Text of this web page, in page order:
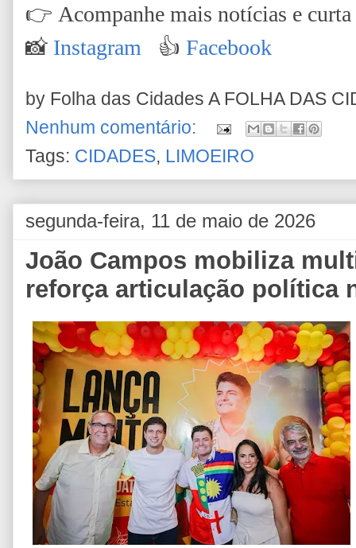
👉 Acompanhe mais notícias e curta
📸 Instagram 👍 Facebook
by Folha das Cidades A FOLHA DAS
Nenhum comentário:
Tags: CIDADES, LIMOEIRO
segunda-feira, 11 de maio de 2026
João Campos mobiliza
reforça articulação política